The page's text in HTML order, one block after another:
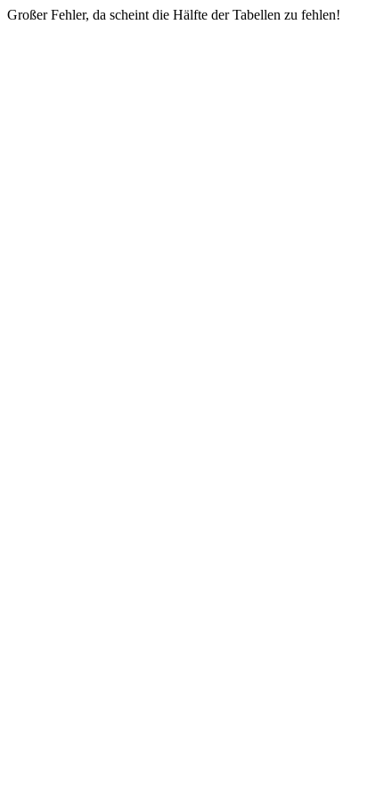
Großer Fehler, da scheint die Hälfte der Tabellen zu fehlen!